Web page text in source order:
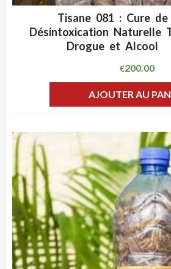
ADD WISHLIST
Tisane 081 : Cure de
Désintoxication Naturelle
Drogue et Alcool
€200.00
AJOUTER AU